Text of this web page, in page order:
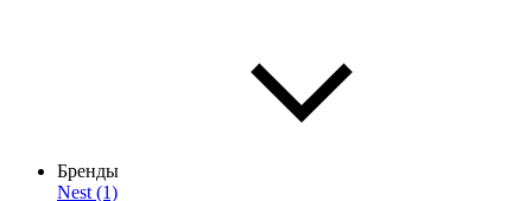
Бренды
Nest (1)